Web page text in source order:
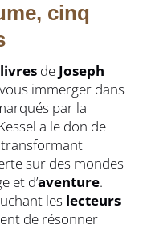
cinq
de Joseph
immerger dans
par la
a le don de
sur des mondes
et d’aventure.
les lecteurs
de résonner